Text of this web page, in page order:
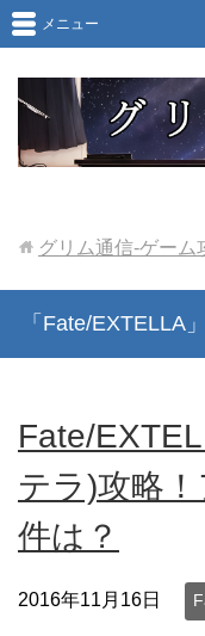
メニュー
グリム通信-ゲーム
「Fate/EXTELLA
Fate/
テラ)攻略
件は？
2016年11月16日